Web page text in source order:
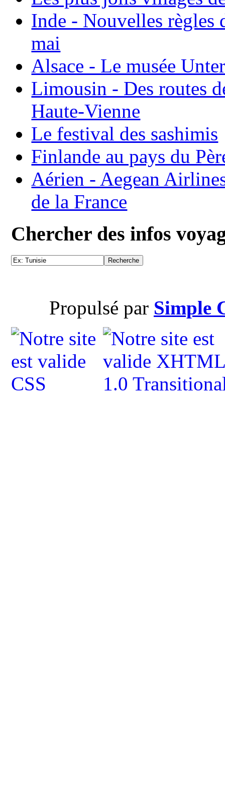
Inde - Nouvelles règles
mai
Alsace - Le musée
Limousin - Des routes
Haute-Vienne
Le festival des sashimis
Finlande au pays du
Aérien - Aegean
de la France
Chercher des infos
Propulsé par Simple